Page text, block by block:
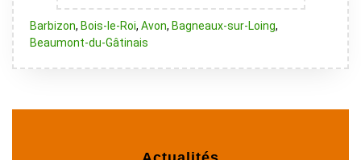
Barbizon, Bois-le-Roi, Avon, Bagneaux-sur-Loing,
Beaumont-du-Gâtinais